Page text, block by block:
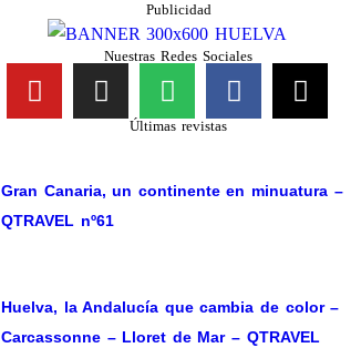
Publicidad
Nuestras Redes Sociales
Últimas revistas
Gran Canaria, un continente en minuatura –
QTRAVEL nº61
Huelva, la Andalucía que cambia de color –
Carcassonne – Lloret de Mar – QTRAVEL